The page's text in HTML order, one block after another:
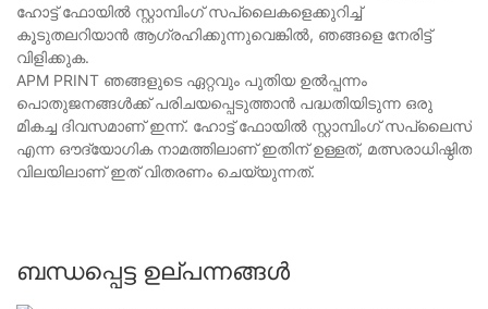
ഹോട്ട് ഫോയിൽ സ്റ്റാമ്പിംഗ് സപ്ലൈകളെക്കുറിച്ച്
കൂടുതലറിയാൻ ആഗ്രഹിക്കുന്നുവെങ്കിൽ, ഞങ്ങളെ നേരിട്ട്
വിളിക്കുക.
APM PRINT ഞങ്ങളുടെ ഏറ്റവും പുതിയ ഉൽപ്പന്നം
പൊതുജനങ്ങൾക്ക് പരിചയപ്പെടുത്താൻ പദ്ധതിയിടുന്ന ഒരു
മികച്ച ദിവസമാണ് ഇന്ന്. ഹോട്ട് ഫോയിൽ സ്റ്റാമ്പിംഗ് സപ്ലൈസ്
എന്ന ഔദ്യോഗിക നാമത്തിലാണ് ഇതിന് ഉള്ളത്, മത്സരാധിഷ്ഠിത
വിലയിലാണ് ഇത് വിതരണം ചെയ്യുന്നത്.
ബന്ധപ്പെട്ട ഉല്പന്നങ്ങൾ